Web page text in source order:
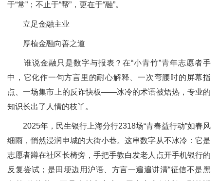
于“常”；不止于“帮”，更在于“融”。
立足金融主业
厚植金融向善之道
谁说金融只是数字与报表？在“小青竹”青年志愿者手
中，它化作一句方言里的耐心解释、一次弯腰时的屏幕指
点、一场集市上的反诈快板——冰冷的术语被焐热，专业的
知识长出了人情的枝丫。
2025年，民生银行上海分行2318场“青春益行动”如春风
细雨，悄然浸润申城的大街小巷。这串数字从不冰冷：它是
志愿者蹲在社区长椅旁，手把手教白发老人点开手机银行的
反复尝试；是田埂边用沪语、方言一遍遍讲清“征信不是黑